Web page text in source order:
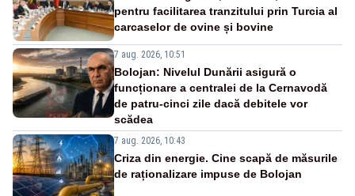
pentru facilitarea tranzitului prin Turcia al
carcaselor de ovine și bovine
7 aug. 2026, 10:51
Bolojan: Nivelul Dunării asigură o
funcționare a centralei de la Cernavodă
de patru-cinci zile dacă debitele vor
scădea
7 aug. 2026, 10:43
Criza din energie. Cine scapă de măsurile
de raționalizare impuse de Bolojan